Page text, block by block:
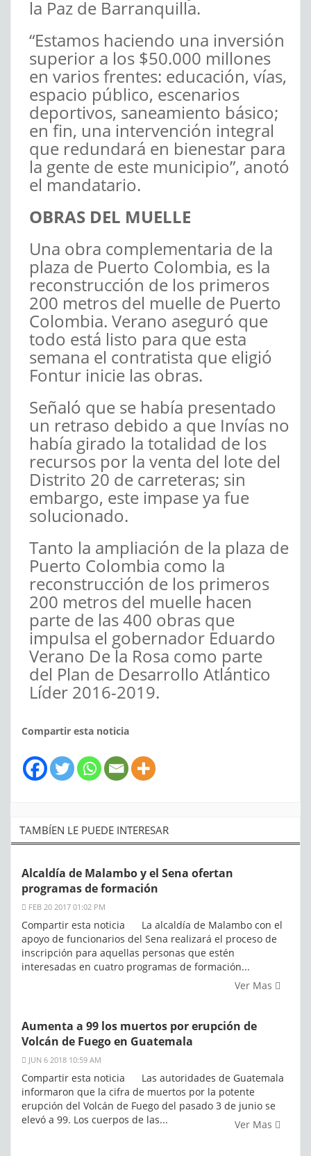
la Paz de Barranquilla.
“Estamos haciendo una inversión
superior a los $50.000 millones
en varios frentes: educación, vías,
espacio público, escenarios
deportivos, saneamiento básico;
en fin, una intervención integral
que redundará en bienestar para
la gente de este municipio”, anotó
el mandatario.
OBRAS DEL MUELLE
Una obra complementaria de la
plaza de Puerto Colombia, es la
reconstrucción de los primeros
200 metros del muelle de Puerto
Colombia. Verano aseguró que
todo está listo para que esta
semana el contratista que eligió
Fontur inicie las obras.
Señaló que se había presentado
un retraso debido a que Invías no
había girado la totalidad de los
recursos por la venta del lote del
Distrito 20 de carreteras; sin
embargo, este impase ya fue
solucionado.
Tanto la ampliación de la plaza de
Puerto Colombia como la
reconstrucción de los primeros
200 metros del muelle hacen
parte de las 400 obras que
impulsa el gobernador Eduardo
Verano De la Rosa como parte
del Plan de Desarrollo Atlántico
Líder 2016-2019.
Compartir esta noticia
TAMBÍEN LE PUEDE INTERESAR
Alcaldía de Malambo y el Sena ofertan
programas de formación
FEB 20 2017 01:02 PM
Compartir esta noticia La alcaldía de Malambo con el
apoyo de funcionarios del Sena realizará el proceso de
inscripción para aquellas personas que estén
interesadas en cuatro programas de formación...
Ver Mas
Aumenta a 99 los muertos por erupción de
Volcán de Fuego en Guatemala
JUN 6 2018 10:59 AM
Compartir esta noticia Las autoridades de Guatemala
informaron que la cifra de muertos por la potente
erupción del Volcán de Fuego del pasado 3 de junio se
elevó a 99. Los cuerpos de las...
Ver Mas